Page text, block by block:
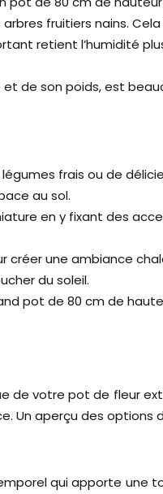
fruitiers nains.
retient l’humidité
de son poids, est
frais ou de
au sol.
en y fixant des
créer une ambiance
du soleil.
pot de 80 cm de
de votre pot de fleur
aperçu des options
qui apporte une